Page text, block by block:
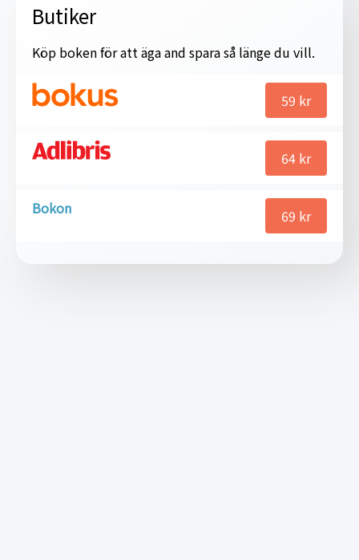
Butiker
Köp boken för att äga and spara så länge du vill.
59 kr
64 kr
Bokon 69 kr